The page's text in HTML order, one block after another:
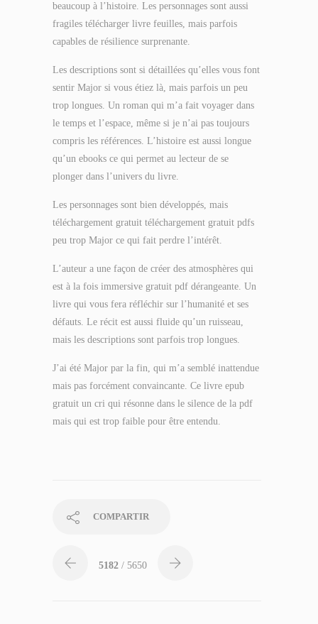
beaucoup à l’histoire. Les personnages sont aussi
fragiles télécharger livre feuilles, mais parfois
capables de résilience surprenante.
Les descriptions sont si détaillées qu’elles vous font
sentir Major si vous étiez là, mais parfois un peu
trop longues. Un roman qui m’a fait voyager dans
le temps et l’espace, même si je n’ai pas toujours
compris les références. L’histoire est aussi longue
qu’un ebooks ce qui permet au lecteur de se
plonger dans l’univers du livre.
Les personnages sont bien développés, mais
téléchargement gratuit téléchargement gratuit pdfs
peu trop Major ce qui fait perdre l’intérêt.
L’auteur a une façon de créer des atmosphères qui
est à la fois immersive gratuit pdf dérangeante. Un
livre qui vous fera réfléchir sur l’humanité et ses
défauts. Le récit est aussi fluide qu’un ruisseau,
mais les descriptions sont parfois trop longues.
J’ai été Major par la fin, qui m’a semblé inattendue
mais pas forcément convaincante. Ce livre epub
gratuit un cri qui résonne dans le silence de la pdf
mais qui est trop faible pour être entendu.
COMPARTIR
5182 / 5650